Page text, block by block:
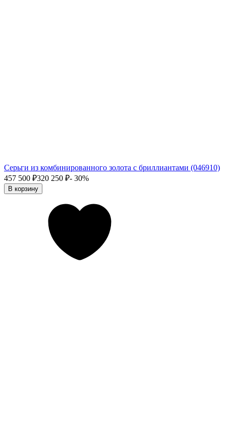
Серьги из комбинированного золота с бриллиантами (046910)
457 500 ₽320 250 ₽- 30%
В корзину